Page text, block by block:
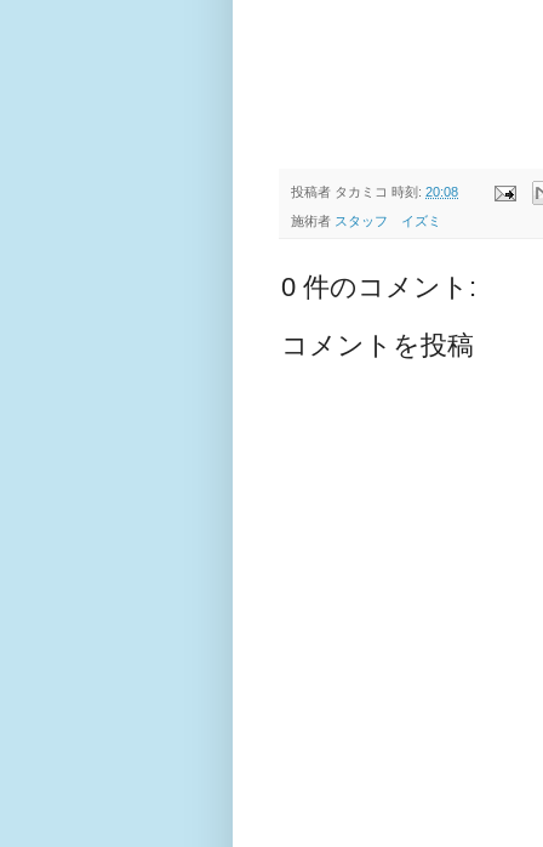
投稿者 タカミコ 時刻: 20:08
施術者 スタッフ イズミ
0 件のコメント:
コメントを投稿